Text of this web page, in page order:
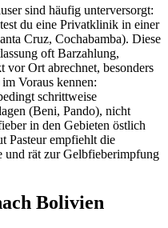
sind häufig unterversorgt:
du eine Privatklinik in einer
Cruz, Cochabamba). Diese
oft Barzahlung,
vor Ort abrechnet, besonders
Voraus kennen:
schrittweise
(Beni, Pando), nicht
in den Gebieten östlich
Pasteur empfiehlt die
rät zur Gelbfieberimpfung
Bolivien